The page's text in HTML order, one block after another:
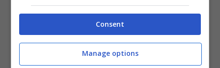
Inoltre, vengono contestati i reati di riciclaggio,
trasferimento fraudolento di beni, sostituzione
di persona, possesso e fabbricazione di
documenti di identificazione falsi, indebito
Consent
Manage options